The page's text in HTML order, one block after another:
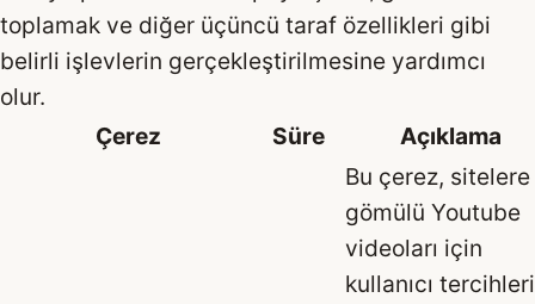
toplamak ve diğer üçüncü taraf özellikleri gibi
belirli işlevlerin gerçekleştirilmesine yardımcı
olur.
Çerez
Süre Açıklama
Bu çerez, sitelere
gömülü Youtube
videoları için
kullanıcı